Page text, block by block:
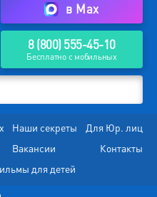
в Max
8 (800) 555-45-10
Бесплатно с мобильных
Наши секреты
Для Юр. лиц
Вакансии
Контакты
для детей